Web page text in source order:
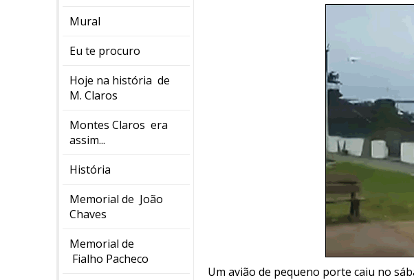
Mural
Eu te procuro
Hoje na história de
M. Claros
Montes Claros era
assim...
História
Memorial de João
Chaves
Memorial de
Fialho Pacheco
Um avião de pequeno porte caiu no